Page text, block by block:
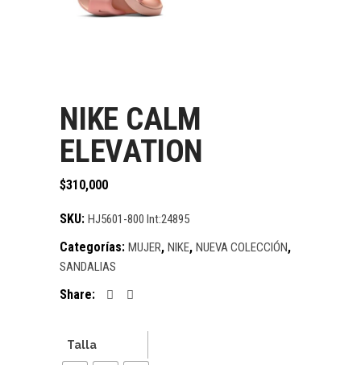
NIKE CALM
ELEVATION
$310,000
SKU: HJ5601-800 Int:24895
Categorías: MUJER, NIKE, NUEVA COLECCIÓN,
SANDALIAS
Share:
Talla